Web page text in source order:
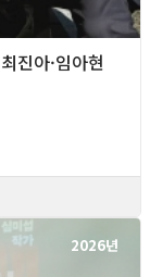
진아·임아현
2026년